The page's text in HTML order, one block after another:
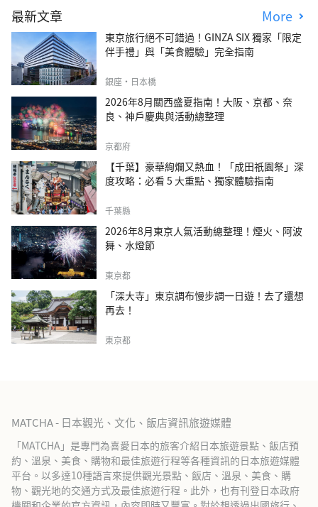
最新文章 More
東京旅行絕不可錯過！GINZA SIX 獨家「限定
伴手禮」與「美食體驗」完全指南
銀座・日本橋
2026年8月關西盛夏指南！大阪、京都、奈
良、神戶慶典與活動總整理
京都府
【千葉】豪華絢爛又熱血！「成田祇園祭」深
度攻略：必看 5 大重點、獨家體驗指南
千葉縣
2026年8月東京人氣活動總整理！煙火、阿波
舞、水燈節
東京都
「深大寺」東京調布慢步調一日遊！去了還想
再去！
東京都
MATCHA - 日本觀光、文化、飯店資訊旅遊媒體
「MATCHA」是專門為喜愛日本的旅客介紹日本旅遊景點、飯店預
約、溫泉、美食、購物和最佳旅遊行程等各種資訊的日本旅遊媒體
平台。以多達10種語言來提供觀光景點、飯店、溫泉、美食、購
物、觀光地的交通方式及最佳旅遊行程。此外，也有刊登日本政府